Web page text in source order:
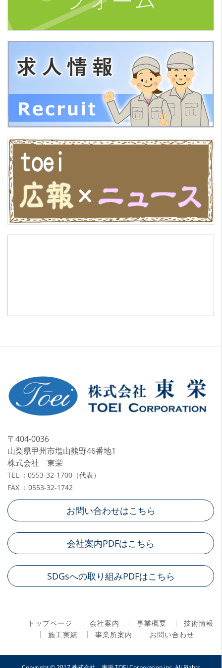
〒404-0036
山梨県甲州市塩山熊野46番地1
株式会社 東栄
TEL ：0553-32-1700（代表）
FAX ：0553-32-1742
お問い合わせはこちら
会社案内PDFはこちら
SDGsへの取り組みPDFはこちら
トップページ 会社案内 事業概要
技術情報
施工実績
事業所案内 お問い合わせ